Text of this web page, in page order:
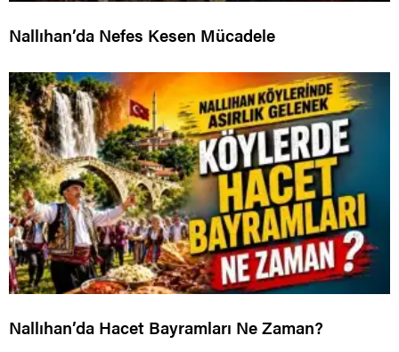
Nallıhan’da Nefes Kesen Mücadele
Nallıhan’da Hacet Bayramları Ne Zaman?